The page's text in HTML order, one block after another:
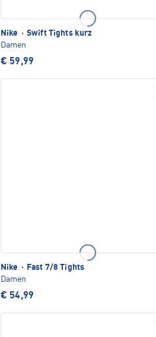
Nike · Swift Tights kurz
Damen
€ 59,99
Nike ·
Fast 7/8 Tights
Damen
€ 54,99